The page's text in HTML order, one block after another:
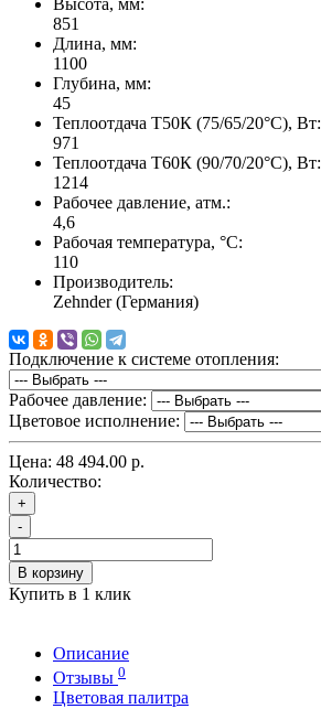
Высота, мм:
851
Длина, мм:
1100
Глубина, мм:
45
Теплоотдача Т50К (75/65/20°C), Вт:
971
Теплоотдача Т60К (90/70/20°C), Вт:
1214
Рабочее давление, атм.:
4,6
Рабочая температура, °C:
110
Производитель:
Zehnder (Германия)
Подключение к системе отопления:
Рабочее давление:
Цветовое исполнение:
Цена: 48 494.00 р.
Количество:
+
-
В корзину
Купить в 1 клик
Описание
Отзывы 0
Цветовая палитра